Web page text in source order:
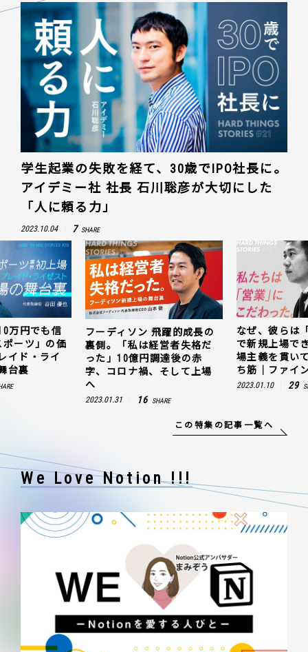
学生起業の失敗を経て、30歳でIPO社長に。
アイデミー社 社長 石川聡彦が大切にした
「人に頼る力」
2023.10.04 7 SHARE
万円でも信
ーツ」の価
イド・ライ
台裏
フーディソン 飛躍的成長の
裏側。「私は経営者失格だ
った」10億円調達後の赤
字、コロナ禍、そして上場
へ
2023.01.31 16 SHARE
なぜ、彼らは
で新規上場で
場主義を貫い
ち筋｜ファイ
2023.01.10 29
この特集の記事一覧へ
We Love Notion !!!